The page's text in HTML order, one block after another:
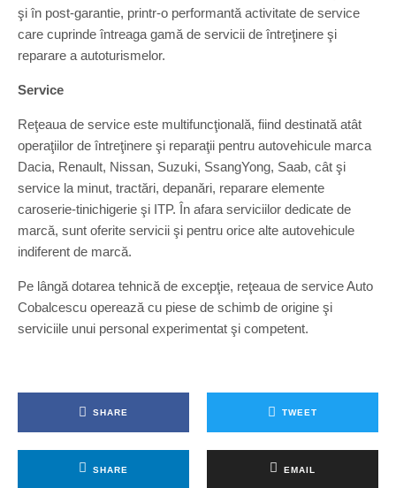
şi în post-garantie, printr-o performantă activitate de service
care cuprinde întreaga gamă de servicii de întreţinere şi
reparare a autoturismelor.
Service
Reţeaua de service este multifuncţională, fiind destinată atât
operaţiilor de întreţinere şi reparaţii pentru autovehicule marca
Dacia, Renault, Nissan, Suzuki, SsangYong, Saab, cât şi
service la minut, tractări, depanări, reparare elemente
caroserie-tinichigerie şi ITP. În afara serviciilor dedicate de
marcă, sunt oferite servicii şi pentru orice alte autovehicule
indiferent de marcă.
Pe lângă dotarea tehnică de excepţie, reţeaua de service Auto
Cobalcescu operează cu piese de schimb de origine şi
serviciile unui personal experimentat şi competent.
SHARE TWEET
SHARE EMAIL